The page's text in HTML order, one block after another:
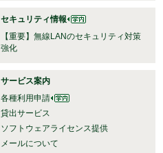
セキュリティ情報
【重要】無線LANのセキュリティ対策
強化
サービス案内
各種利用申請
貸出サービス
ソフトウェアライセンス提供
メールについて